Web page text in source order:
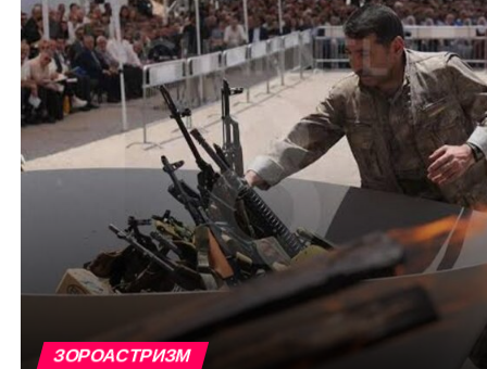
ЗОРОАСТРИЗМ